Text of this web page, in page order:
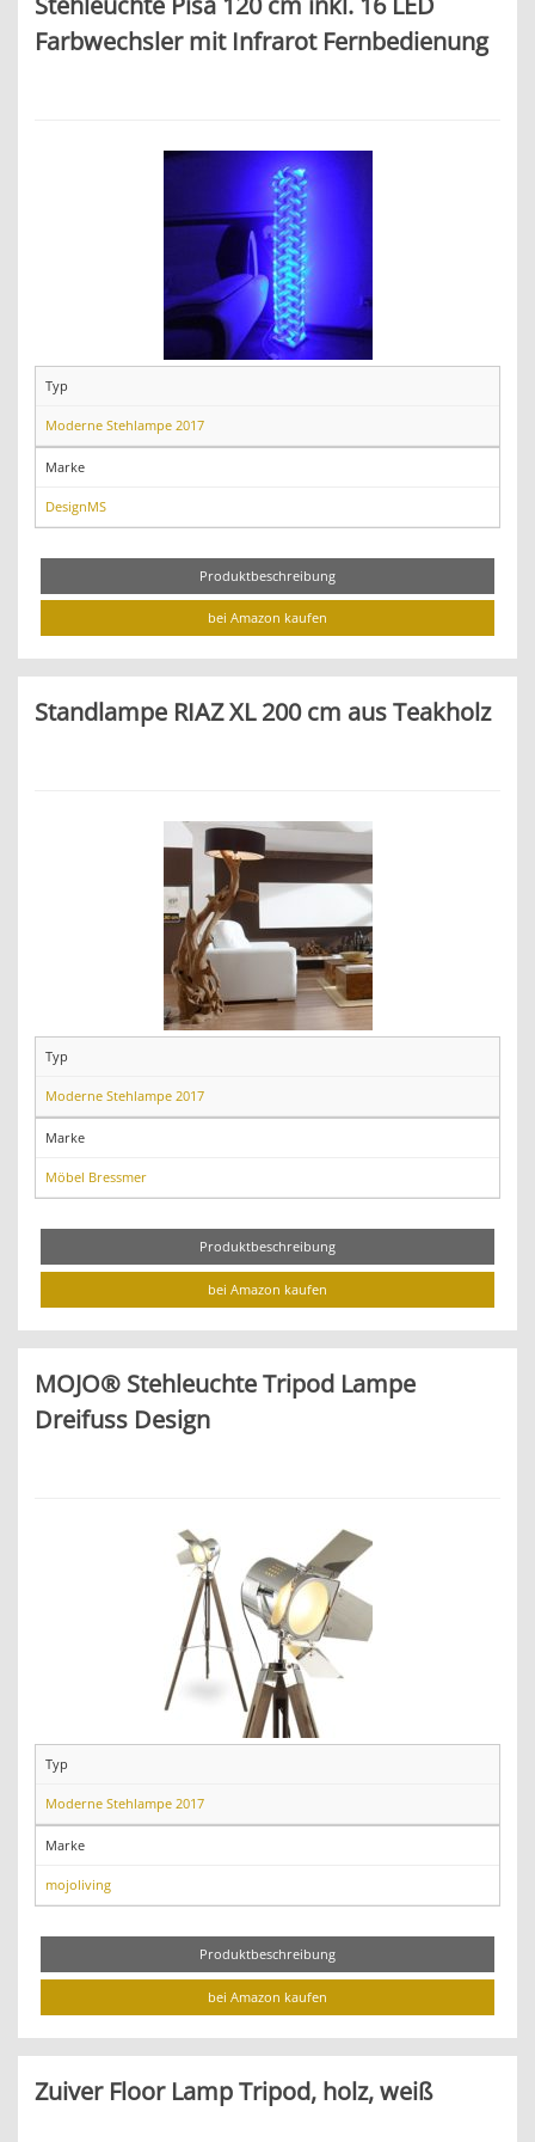
Farbwechsler mit Infrarot Fernbedienung
Typ
Moderne Stehlampe 2017
Marke
DesignMS
Produktbeschreibung
bei Amazon kaufen
Standlampe RIAZ XL 200 cm aus Teakholz
Typ
Moderne Stehlampe 2017
Marke
Möbel Bressmer
Produktbeschreibung
bei Amazon kaufen
MOJO® Stehleuchte Tripod Lampe
Dreifuss Design
Typ
Moderne Stehlampe 2017
Marke
mojoliving
Produktbeschreibung
bei Amazon kaufen
Zuiver Floor Lamp Tripod, holz, weiß